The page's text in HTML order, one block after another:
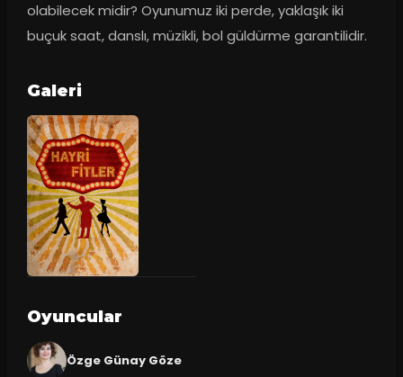
olabilecek midir? Oyunumuz iki perde, yaklaşık iki
buçuk saat, danslı, müzikli, bol güldürme garantilidir.
Galeri
Oyuncular
Özge Günay Göze